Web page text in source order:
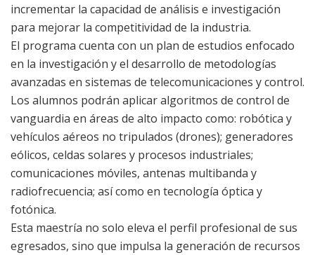
incrementar la capacidad de análisis e investigación
para mejorar la competitividad de la industria.
El programa cuenta con un plan de estudios enfocado
en la investigación y el desarrollo de metodologías
avanzadas en sistemas de telecomunicaciones y control.
Los alumnos podrán aplicar algoritmos de control de
vanguardia en áreas de alto impacto como: robótica y
vehículos aéreos no tripulados (drones); generadores
eólicos, celdas solares y procesos industriales;
comunicaciones móviles, antenas multibanda y
radiofrecuencia; así como en tecnología óptica y
fotónica.
Esta maestría no solo eleva el perfil profesional de sus
egresados, sino que impulsa la generación de recursos